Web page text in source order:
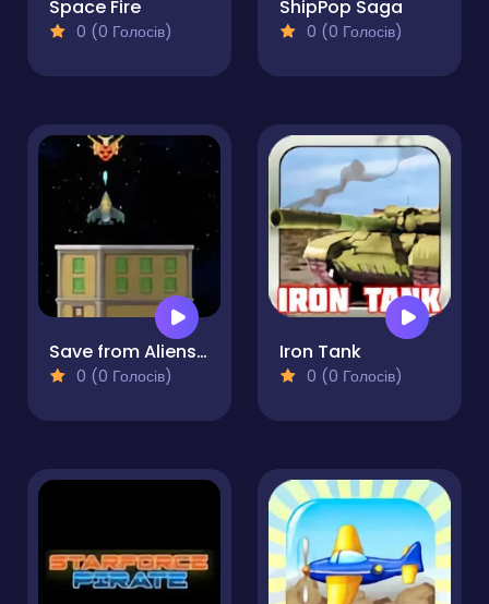
Space Fire
0 (0 Голосів)
ShipPop Saga
0 (0 Голосів)
Save from Aliens III
0 (0 Голосів)
Iron Tank
0 (0 Голосів)